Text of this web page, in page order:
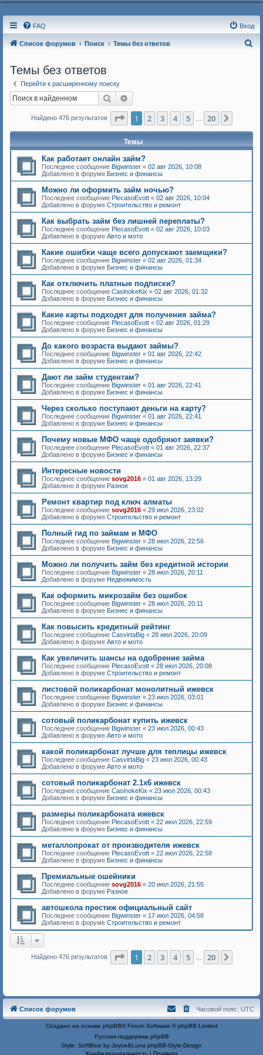
FAQ Вход
Список форумов Поиск Темы без ответов
Темы без ответов
Перейти к расширенному поиску
Поиск
Найдено 476 результатов Страница из 20
1 2 3 4 5 20
Темы
Как работает онлайн займ?
Последнее сообщение Bigwinster « 02 авг 2026, 10:08
Добавлено в форуме Бизнес и финансы
Можно ли оформить займ ночью?
Последнее сообщение PlecasoEvott « 02 авг 2026, 10:04
Добавлено в форуме Строительство и ремонт
Как выбрать займ без лишней переплаты?
Последнее сообщение PlecasoEvott « 02 авг 2026, 10:03
Добавлено в форуме Авто и мото
Какие ошибки чаще всего допускают заемщики?
Последнее сообщение Bigwinster « 02 авг 2026, 01:34
Добавлено в форуме Бизнес и финансы
Как отключить платные подписки?
Последнее сообщение CasinokeKix « 02 авг 2026, 01:32
Добавлено в форуме Бизнес и финансы
Какие карты подходят для получения займа?
Последнее сообщение PlecasoEvott « 02 авг 2026, 01:29
Добавлено в форуме Бизнес и финансы
До какого возраста выдают займы?
Последнее сообщение Bigwinster « 01 авг 2026, 22:42
Добавлено в форуме Бизнес и финансы
Дают ли займ студентам?
Последнее сообщение Bigwinster « 01 авг 2026, 22:41
Добавлено в форуме Бизнес и финансы
Через сколько поступают деньги на карту?
Последнее сообщение Bigwinster « 01 авг 2026, 22:41
Добавлено в форуме Бизнес и финансы
Почему новые МФО чаще одобряют заявки?
Последнее сообщение PlecasoEvott « 01 авг 2026, 22:37
Добавлено в форуме Бизнес и финансы
Интересные новости
Последнее сообщение sovg2016 « 01 авг 2026, 13:29
Добавлено в форуме Разное
Ремонт квартир под ключ алматы
Последнее сообщение sovg2016 « 29 июл 2026, 23:02
Добавлено в форуме Строительство и ремонт
Полный гид по займам и МФО
Последнее сообщение Bigwinster « 28 июл 2026, 22:56
Добавлено в форуме Бизнес и финансы
Можно ли получить займ без кредитной истории
Последнее сообщение Bigwinster « 28 июл 2026, 20:11
Добавлено в форуме Недвижимость
Как оформить микрозайм без ошибок
Последнее сообщение Bigwinster « 28 июл 2026, 20:11
Добавлено в форуме Бизнес и финансы
Как повысить кредитный рейтинг
Последнее сообщение CasvirtaBig « 28 июл 2026, 20:09
Добавлено в форуме Авто и мото
Как увеличить шансы на одобрение займа
Последнее сообщение PlecasoEvott « 28 июл 2026, 20:08
Добавлено в форуме Строительство и ремонт
листовой поликарбонат монолитный ижевск
Последнее сообщение Bigwinster « 23 июл 2026, 03:01
Добавлено в форуме Бизнес и финансы
сотовый поликарбонат купить ижевск
Последнее сообщение Bigwinster « 23 июл 2026, 00:43
Добавлено в форуме Авто и мото
какой поликарбонат лучше для теплицы ижевск
Последнее сообщение CasvirtaBig « 23 июл 2026, 00:43
Добавлено в форуме Авто и мото
сотовый поликарбонат 2.1х6 ижевск
Последнее сообщение CasinokeKix « 23 июл 2026, 00:43
Добавлено в форуме Бизнес и финансы
размеры поликарбоната ижевск
Последнее сообщение PlecasoEvott « 22 июл 2026, 22:59
Добавлено в форуме Бизнес и финансы
металлопрокат от производителя ижевск
Последнее сообщение PlecasoEvott « 22 июл 2026, 22:58
Добавлено в форуме Бизнес и финансы
Премиальные ошейники
Последнее сообщение sovg2016 « 20 июл 2026, 21:55
Добавлено в форуме Разное
автошкола престиж официальный сайт
Последнее сообщение Bigwinster « 17 июл 2026, 04:58
Добавлено в форуме Строительство и ремонт
Найдено 476 результатов Страница из 20
1 2 3 4 5 20
Список форумов Часовой пояс: UTC
Создано на основе phpBB® Forum Software © phpBB Limited
Русская поддержка phpBB
Style: SoftBlue by Joyce&Luna phpBB-Style-Design
Конфиденциальность| Правила